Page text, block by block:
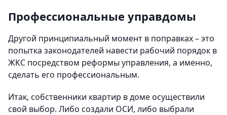
Профессиональные управдомы
Другой принципиальный момент в поправках – это
попытка законодателей навести рабочий порядок в
ЖКС посредством реформы управления, а именно,
сделать его профессиональным.
Итак, собственники квартир в доме осуществили
свой выбор. Либо создали ОСИ, либо выбрали